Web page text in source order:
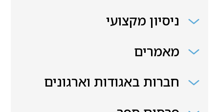
ניסיון מקצועי
מאמרים
חברות באגודות וארגונים